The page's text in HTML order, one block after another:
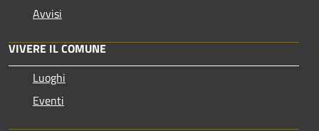
Avvisi
VIVERE IL COMUNE
Luoghi
Eventi